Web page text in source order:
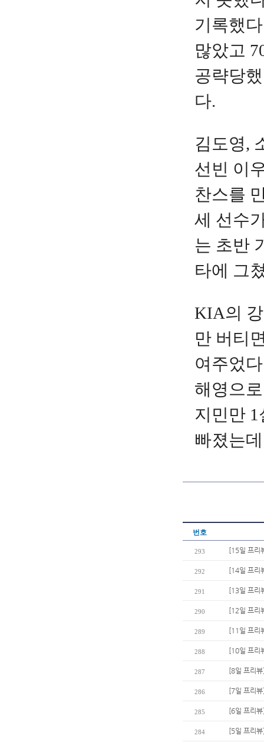
기록했
많았고
공략당
다.
김도영,
선빈 이
찬스를
세 선수
는 초반
타에 그
KIA의
만 버티
여주었
해영으
지민만
빠졌는
번호
293 [15일 프리
292 [14일 프리
291 [13일 프리
290 [12일 프리
289 [11일 프리
288 [10일 프리
287 [8일 프리
286 [7일 프리
285 [6일 프리
284 [5일 프리